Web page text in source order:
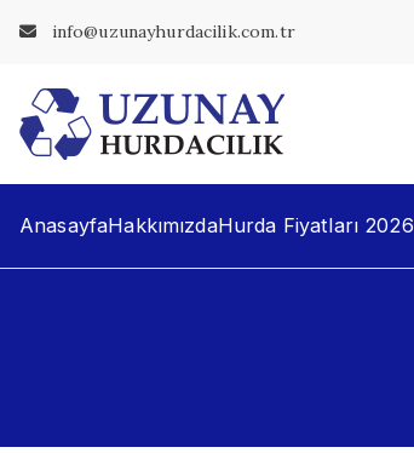
info@uzunayhurdacilik.com.tr
AnasayfaHakkımızdaHurda Fiyatları 2026